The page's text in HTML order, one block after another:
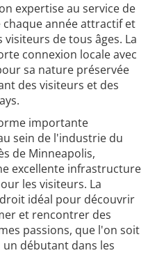
expertise au service de
année attractif et
de tous âges. La
connexion locale avec
sa nature préservée
des visiteurs et des
importante
sein de l'industrie du
de Minneapolis,
excellente infrastructure
les visiteurs. La
idéal pour découvrir
et rencontrer des
passions, que l'on soit
débutant dans les